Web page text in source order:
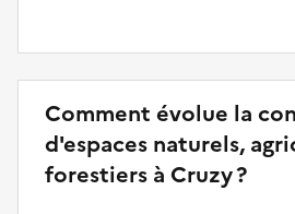
Comment évolue la
d'espaces naturels,
forestiers à Cruzy ?